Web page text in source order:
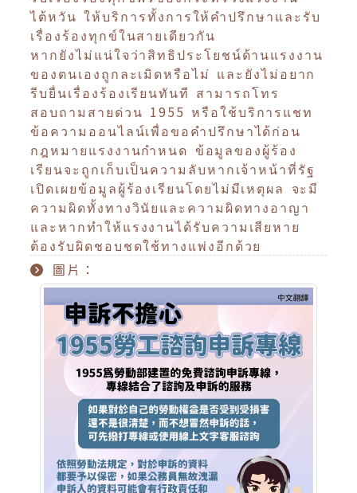
ไต้หวัน ให้บริการทั้งการให้คำปรึกษาและรับ
เรื่องร้องทุกข์ในสายเดียวกัน
หากยังไม่แน่ใจว่าสิทธิประโยชน์ด้านแรงงาน
ของตนเองถูกละเมิดหรือไม่ และยังไม่อยาก
รีบยื่นเรื่องร้องเรียนทันที สามารถโทร
สอบถามสายด่วน 1955 หรือใช้บริการแชท
ข้อความออนไลน์เพื่อขอคำปรึกษาได้ก่อน
กฎหมายแรงงานกำหนด ข้อมูลของผู้ร้อง
เรียนจะถูกเก็บเป็นความลับหากเจ้าหน้าที่รัฐ
เปิดเผยข้อมูลผู้ร้องเรียนโดยไม่มีเหตุผล จะมี
ความผิดทั้งทางวินัยและความผิดทางอาญา
และหากทำให้แรงงานได้รับความเสียหาย
ต้องรับผิดชอบชดใช้ทางแพ่งอีกด้วย
圖片：